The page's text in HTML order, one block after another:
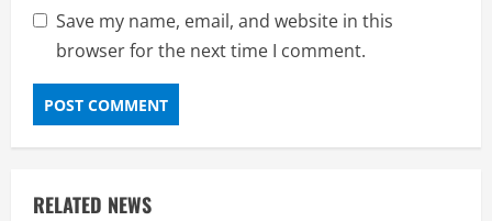
Save my name, email, and website in this
browser for the next time I comment.
RELATED NEWS